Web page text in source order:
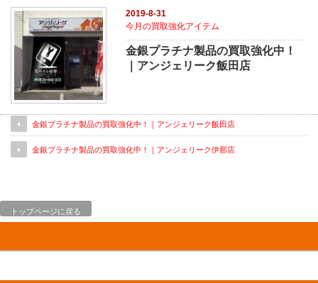
2019-8-31
今月の買取強化アイテム
金銀プラチナ製品の買取強化中！
｜アンジェリーク飯田店
金銀プラチナ製品の買取強化中！｜アンジェリーク飯田店
金銀プラチナ製品の買取強化中！｜アンジェリーク伊那店
トップページに戻る